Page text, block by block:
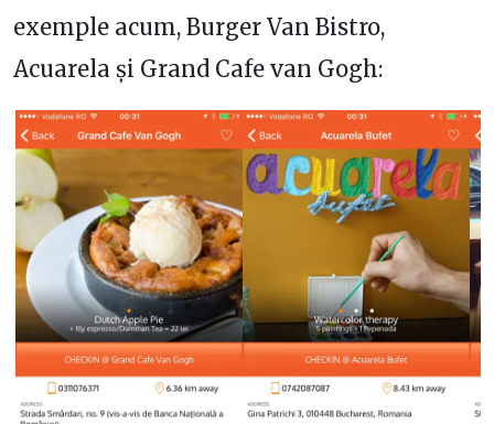
exemple acum, Burger Van Bistro,
Acuarela și Grand Cafe van Gogh: